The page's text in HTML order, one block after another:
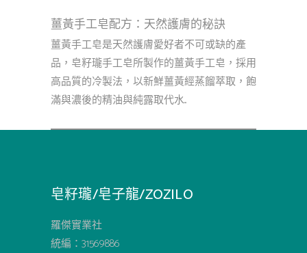
薑黃手工皂配方：天然護膚的秘訣
薑黃手工皂是天然護膚愛好者不可或缺的產
品，皂籽瓏手工皂所製作的薑黃手工皂，採用
高品質的冷製法，以新鮮薑黃經蒸餾萃取，飽
滿與濃後的精油與純露取代水...
皂籽瓏/皂子龍/ZOZILO
羅傑實業社
統編：31569886